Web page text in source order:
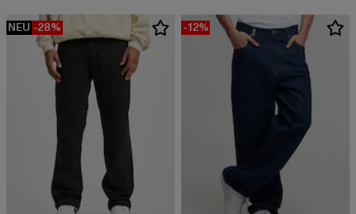
NEU -28% -12%